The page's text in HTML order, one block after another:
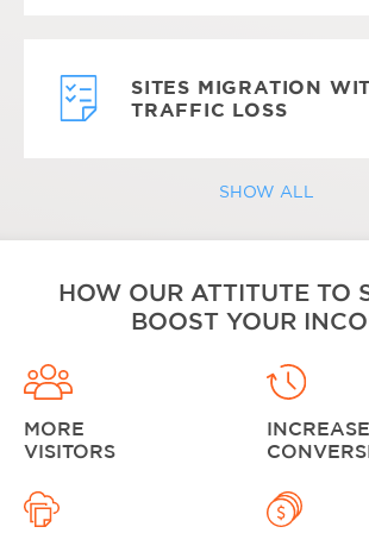
SITES MIGRATION
TRAFFIC LOSS
SHOW ALL
HOW OUR ATTITUTE TO
BOOST YOUR
MORE
VISITORS